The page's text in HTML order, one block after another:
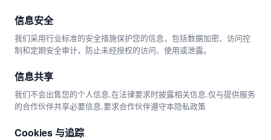
信息安全
我们采用行业标准的安全措施保护您的信息，包括数据加密、访问控
制和定期安全审计，防止未经授权的访问、使用或泄露。
信息共享
我们不会出售您的个人信息,在法律要求时披露相关信息,仅与提供服务
的合作伙伴共享必要信息,要求合作伙伴遵守本隐私政策
Cookies 与追踪